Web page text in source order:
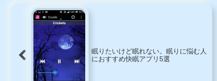
週配信してくれます。
「LINE...
眠りたいけど眠れない。眠りに悩む人
におすすめ快眠アプリ5選